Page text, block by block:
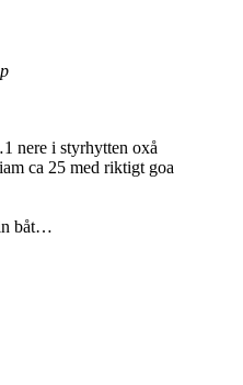
nere i styrhytten oxå
ca 25 med riktigt goa
båt…